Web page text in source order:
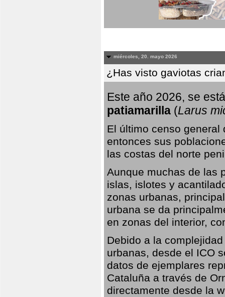
miércoles, 20. mayo 2026
¿Has visto gaviotas
Este año 2026, se
patiamarilla (Larus
El último censo
entonces sus
las costas del norte
Aunque muchas de las
islas, islotes y
zonas urbanas,
urbana se da
en zonas del interior,
Debido a la
urbanas, desde el ICO
datos de ejemplares
Cataluña a través de
directamente desde la